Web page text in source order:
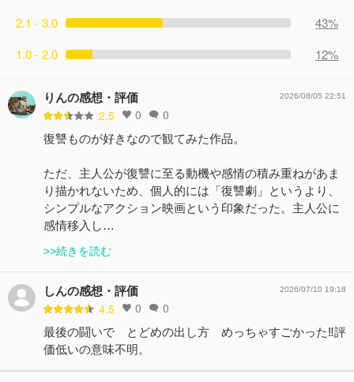
2.1 - 3.0
43%
1.0 - 2.0
12%
りんの感想・評価
2.5 0 0
2026/08/05 22:51
復讐ものが好きなので観てみた作品。
ただ、主人公が復讐に至る動機や感情の積み重ねがあま
り描かれないため、個人的には「復讐劇」というより、
シンプルなアクション映画という印象だった。主人公に
感情移入し…
>>続きを読む
しんの感想・評価
4.5 0 0
2026/07/10 19:18
最後の闘いで とどめの出し方 めっちゃすごかった‼️評
価低いの意味不明。